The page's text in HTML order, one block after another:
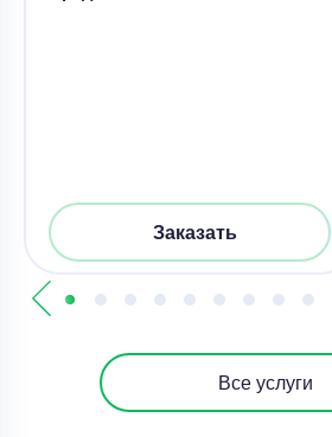
Заказать
Все услуги